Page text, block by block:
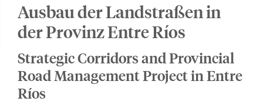
Ausbau der Landstraßen in
der Provinz Entre Ríos
Strategic Corridors and Provincial
Road Management Project in Entre
Ríos